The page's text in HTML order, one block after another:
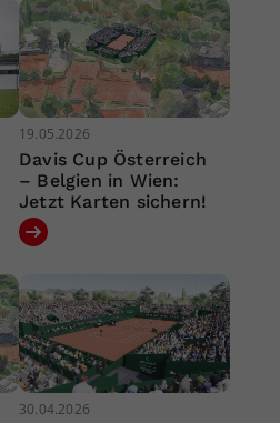
19.05.2026
Davis Cup Österreich
– Belgien in Wien:
Jetzt Karten sichern!
30.04.2026